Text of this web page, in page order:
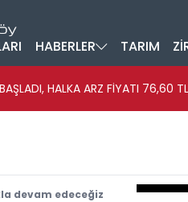
HABERLER TARIM
HALKA ARZ FİYATI 76,60 TL
devam edeceğiz